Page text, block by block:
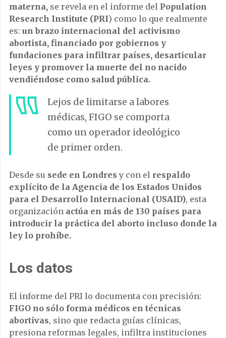
materna, se revela en el informe del Population
Research Institute (PRI) como lo que realmente
es: un brazo internacional del activismo
abortista, financiado por gobiernos y
fundaciones para infiltrar países, desarticular
leyes y promover la muerte del no nacido
vendiéndose como salud pública.
Lejos de limitarse a labores
médicas, FIGO se comporta
como un operador ideológico
de primer orden.
Desde su sede en Londres y con el respaldo
explícito de la Agencia de los Estados Unidos
para el Desarrollo Internacional (USAID), esta
organización actúa en más de 130 países para
introducir la práctica del aborto incluso donde la
ley lo prohíbe.
Los datos
El informe del PRI lo documenta con precisión:
FIGO no sólo forma médicos en técnicas
abortivas, sino que redacta guías clínicas,
presiona reformas legales, infiltra instituciones